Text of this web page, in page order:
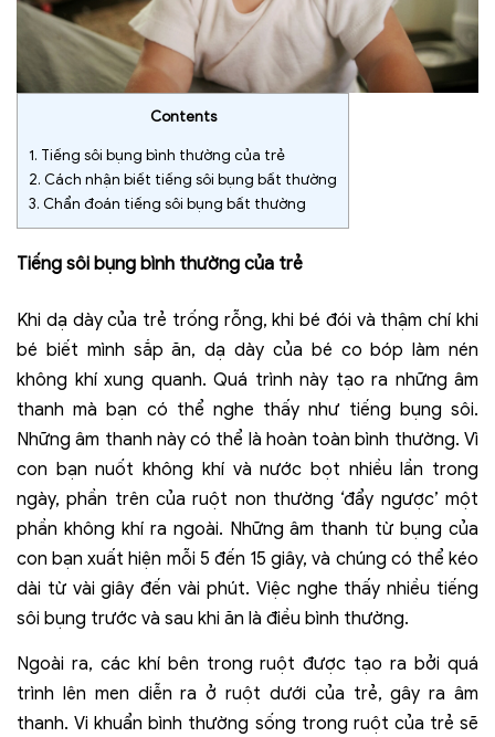
Contents
1. Tiếng sôi bụng bình thường của trẻ
2. Cách nhận biết tiếng sôi bụng bất thường
3. Chẩn đoán tiếng sôi bụng bất thường
Tiếng sôi bụng bình thường của trẻ
Khi dạ dày của trẻ trống rỗng, khi bé đói và thậm chí khi
bé biết mình sắp ăn, dạ dày của bé co bóp làm nén
không khí xung quanh. Quá trình này tạo ra những âm
thanh mà bạn có thể nghe thấy như tiếng bụng sôi.
Những âm thanh này có thể là hoàn toàn bình thường. Vì
con bạn nuốt không khí và nước bọt nhiều lần trong
ngày, phần trên của ruột non thường ‘đẩy ngược’ một
phần không khí ra ngoài. Những âm thanh từ bụng của
con bạn xuất hiện mỗi 5 đến 15 giây, và chúng có thể kéo
dài từ vài giây đến vài phút. Việc nghe thấy nhiều tiếng
sôi bụng trước và sau khi ăn là điều bình thường.
Ngoài ra, các khí bên trong ruột được tạo ra bởi quá
trình lên men diễn ra ở ruột dưới của trẻ, gây ra âm
thanh. Vi khuẩn bình thường sống trong ruột của trẻ sẽ